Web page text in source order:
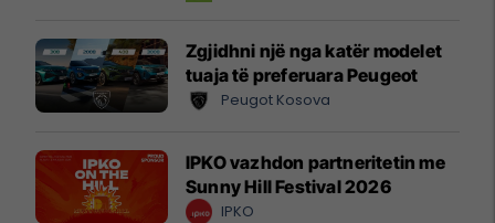
Zgjidhni një nga katër modelet
tuaja të preferuara Peugeot
Peugot Kosova
IPKO vazhdon partneritetin me
Sunny Hill Festival 2026
IPKO